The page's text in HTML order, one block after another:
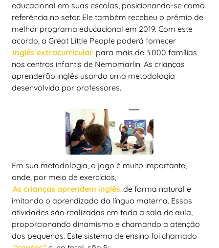
educacional em suas escolas, posicionando-se como
referência no setor. Ele também recebeu o prêmio de
melhor programa educacional em 2019. Com este
acordo, a Great Little People poderá fornecer
inglês extracurricular para mais de 3.000 famílias
nos centros infantis de Nemomarlin. As crianças
aprenderão inglês usando uma metodologia
desenvolvida por professores.
Em sua metodologia, o jogo é muito importante,
onde, por meio de exercícios,
As crianças aprendem inglês de forma natural e
imitando o aprendizado da língua materna. Essas
atividades são realizadas em toda a sala de aula,
proporcionando dinamismo e chamando a atenção
dos pequenos. Este sistema de ensino foi chamado